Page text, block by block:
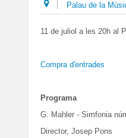
Palau de la
11 de juliol a les 20h al
Compra d'entrades
Programa
G. Mahler - Simfonia
Director, Josep Pons